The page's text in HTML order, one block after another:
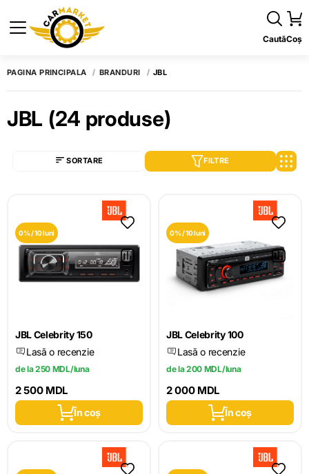
CautăCoș
PAGINA PRINCIPALĂ BRANDURI JBL
JBL (24 produse)
SORTARE FILTRE
0% / 10 luni
JBL Celebrity 150
Lasă o recenzie
de la 250 MDL/luna
2 500 MDL
În coș
0% / 10 luni
JBL Celebrity 100
Lasă o recenzie
de la 200 MDL/luna
2 000 MDL
În coș